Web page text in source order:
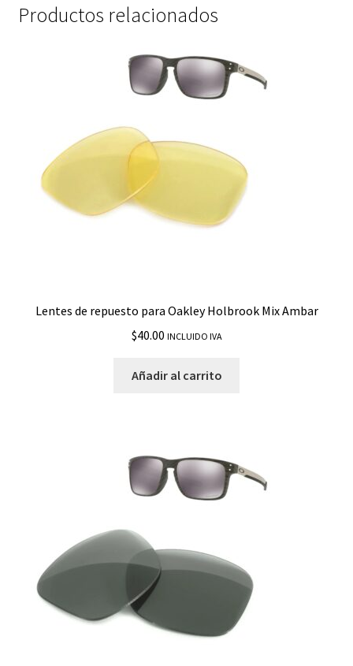
Productos relacionados
Lentes de repuesto para Oakley Holbrook Mix Ambar
$40.00 INCLUIDO IVA
Añadir al carrito